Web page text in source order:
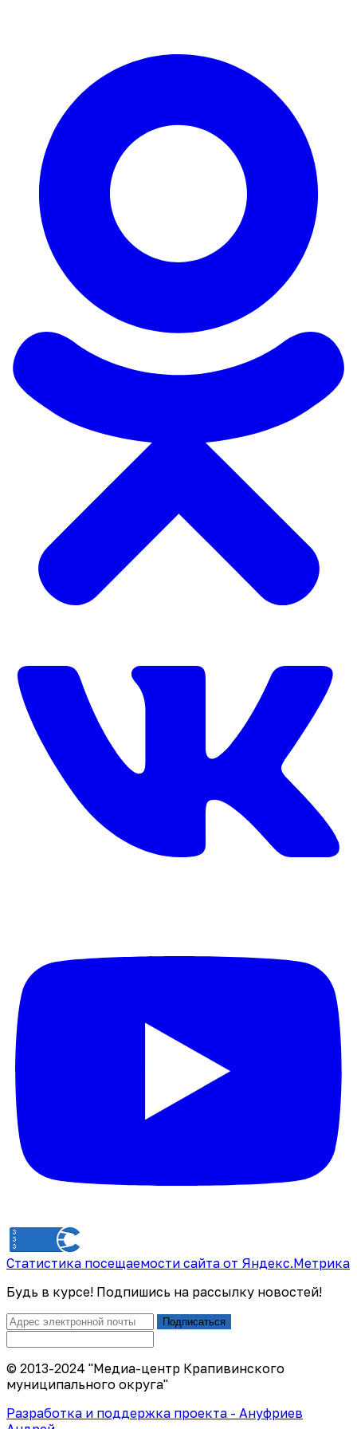
Статистика посещаемости сайта от Яндекс.Метрика
Будь в курсе! Подпишись на рассылку новостей!
Подписаться
© 2013-2024 "Медиа-центр Крапивинского
муниципального округа"
Разработка и поддержка проекта - Ануфриев